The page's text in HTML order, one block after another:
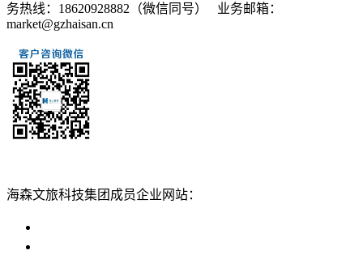
务热线：18620928882（微信同号） 业务邮箱：
market@gzhaisan.cn
海森文旅科技集团成员企业网站：